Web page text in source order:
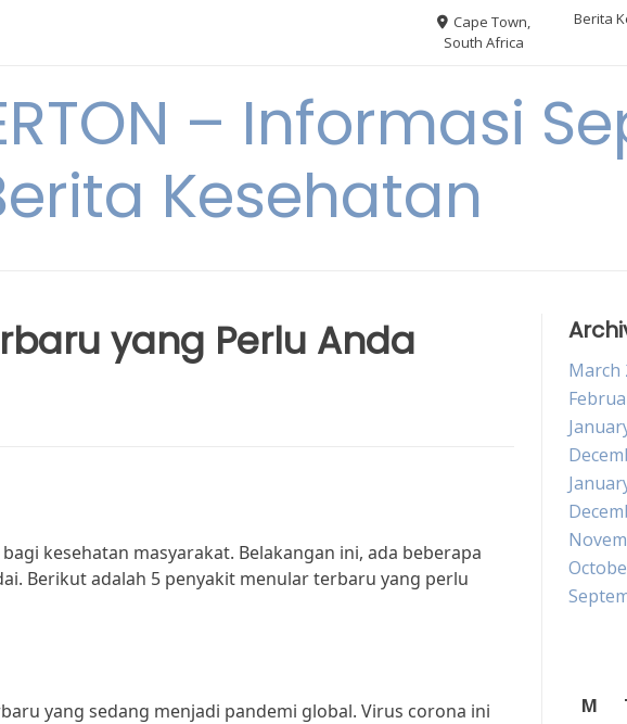
Cape Town,
South Africa
Berita
– Informasi
Kesehatan
yang Perlu Anda
kesehatan masyarakat. Belakangan ini, ada beberapa
Berikut adalah 5 penyakit menular terbaru yang perlu
yang sedang menjadi pandemi global. Virus corona ini
March
M